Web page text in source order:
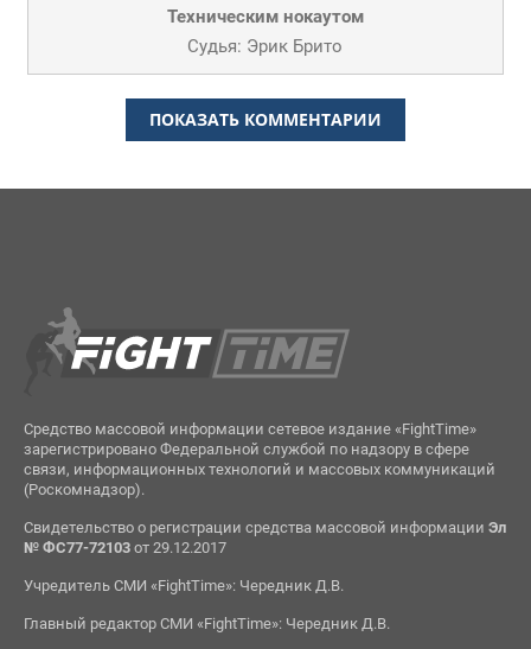
Техническим нокаутом
Судья: Эрик Брито
ПОКАЗАТЬ КОММЕНТАРИИ
Средство массовой информации сетевое издание «FightTime»
зарегистрировано Федеральной службой по надзору в сфере
связи, информационных технологий и массовых коммуникаций
(Роскомнадзор).
Свидетельство о регистрации средства массовой информации Эл
№ ФС77-72103от 29.12.2017
Учредитель СМИ «FightTime»: Чередник Д.В.
Главный редактор СМИ «FightTime»: Чередник Д.В.